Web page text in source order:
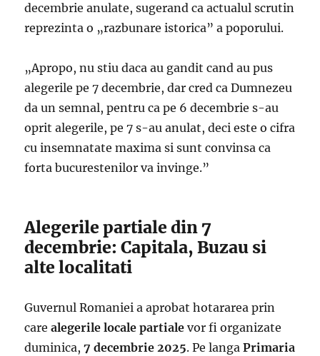
decembrie anulate, sugerand ca actualul scrutin
reprezinta o „razbunare istorica” a poporului.
„Apropo, nu stiu daca au gandit cand au pus
alegerile pe 7 decembrie, dar cred ca Dumnezeu
da un semnal, pentru ca pe 6 decembrie s-au
oprit alegerile, pe 7 s-au anulat, deci este o cifra
cu insemnatate maxima si sunt convinsa ca
forta bucurestenilor va invinge.”
Alegerile partiale din 7
decembrie: Capitala, Buzau si
alte localitati
Guvernul Romaniei a aprobat hotararea prin
carealegerile locale partiale vor fi organizate
duminica,7 decembrie 2025. Pe langaPrimaria